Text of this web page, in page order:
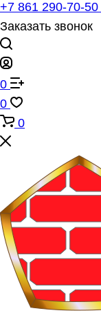
+7 861 290-70-50
Заказать звонок
0
0
0